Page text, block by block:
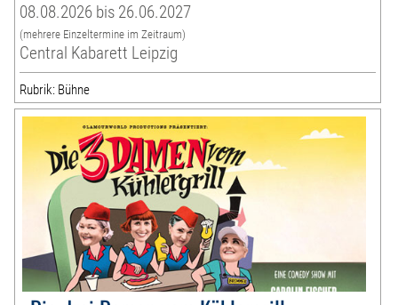
08.08.2026 bis 26.06.2027
(mehrere Einzeltermine im Zeitraum)
Central Kabarett Leipzig
Rubrik: Bühne